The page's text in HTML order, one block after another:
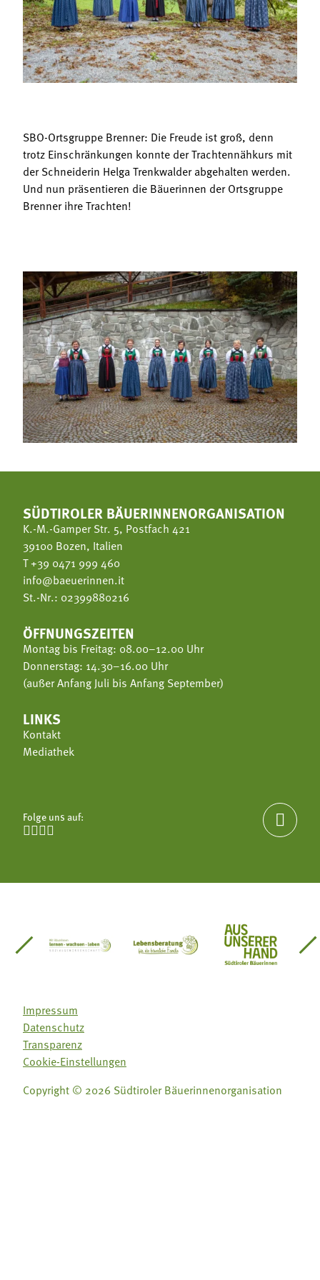
Mitgliedschaft
Landessekretariat
Bäuerliche Buffets
Hofgeschichten
SBO-Ortsgruppe Brenner: Die Freude ist groß, denn
trotz Einschränkungen konnte der Trachtennähkurs mit
der Schneiderin Helga Trenkwalder abgehalten werden.
Und nun präsentieren die Bäuerinnen der Ortsgruppe
Brenner ihre Trachten!
SÜDTIROLER BÄUERINNENORGANISATION
K.-M.-Gamper Str. 5, Postfach 421
39100 Bozen, Italien
T+39 0471 999 460
info@baeuerinnen.it
St.-Nr.: 02399880216
ÖFFNUNGSZEITEN
Montag bis Freitag: 08.00–12.00 Uhr
Donnerstag: 14.30–16.00 Uhr
(außer Anfang Juli bis Anfang September)
LINKS
Kontakt
Mediathek
Folge uns auf:


Südtirol
Gärtnervereinigung
Sozialgenossenschaft Mit Bäuerinnen lernen -
Lebensberatung für dieAus unserer
Impressum
Datenschutz
Transparenz
Cookie-Einstellungen
Copyright © 2026 Südtiroler Bäuerinnenorganisation